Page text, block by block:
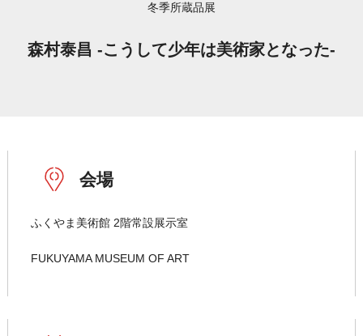
冬季所蔵品展
森村泰昌 -こうして少年は美術家となった-
会場
ふくやま美術館 2階常設展示室
FUKUYAMA MUSEUM OF ART